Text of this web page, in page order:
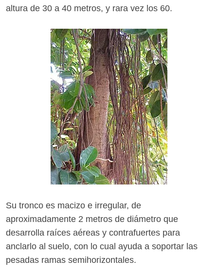
altura de 30 a 40 metros, y rara vez los 60.
Su tronco es macizo e irregular, de
aproximadamente 2 metros de diámetro que
desarrolla raíces aéreas y contrafuertes para
anclarlo al suelo, con lo cual ayuda a soportar las
pesadas ramas semihorizontales.